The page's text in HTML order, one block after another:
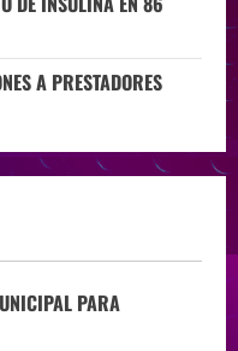
A PRESTADORES
PARA